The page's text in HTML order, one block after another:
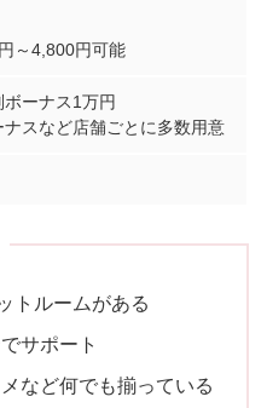
～4,800円可能
ボーナス1万円
ナスなど店舗ごとに多数用意
トルームがある
サポート
など何でも揃っている